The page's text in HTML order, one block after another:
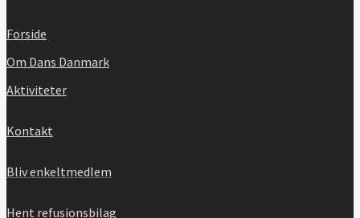
Forside
Om Dans Danmark
Aktiviteter
Kontakt
Bliv enkeltmedlem
Hent refusionsbilag